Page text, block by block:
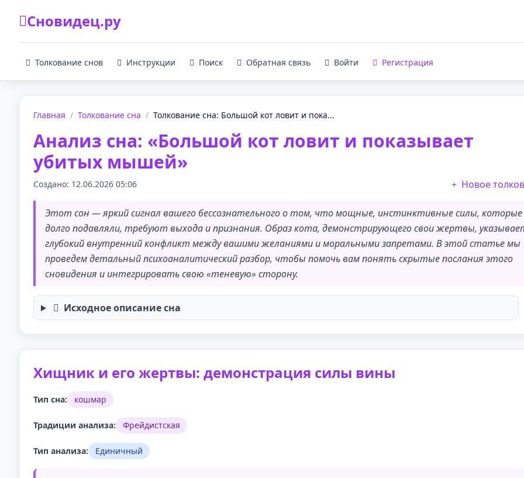
Сновидец.ру
Толкование снов Инструкции Поиск Обратная связь Войти Регистрация
Главная / Толкование сна / Толкование сна: Большой кот ловит и пока...
Анализ сна: «Большой кот ловит и показывает
убитых мышей»
Создано: 12.06.2026 05:06 Новое
Этот сон — яркий сигнал вашего бессознательного о том, что мощные, инстинктивные силы,
долго подавляли, требуют выхода и признания. Образ кота, демонстрирующего свои жертвы,
глубокий внутренний конфликт между вашими желаниями и моральными запретами. В этой статье мы
проведем детальный психоаналитический разбор, чтобы помочь вам понять скрытые послания этого
сновидения и интегрировать свою «теневую» сторону.
Исходное описание сна
Хищник и его жертвы: демонстрация силы вины
Тип сна: кошмар
Традиции анализа: Фрейдистская
Тип анализа: Единичный